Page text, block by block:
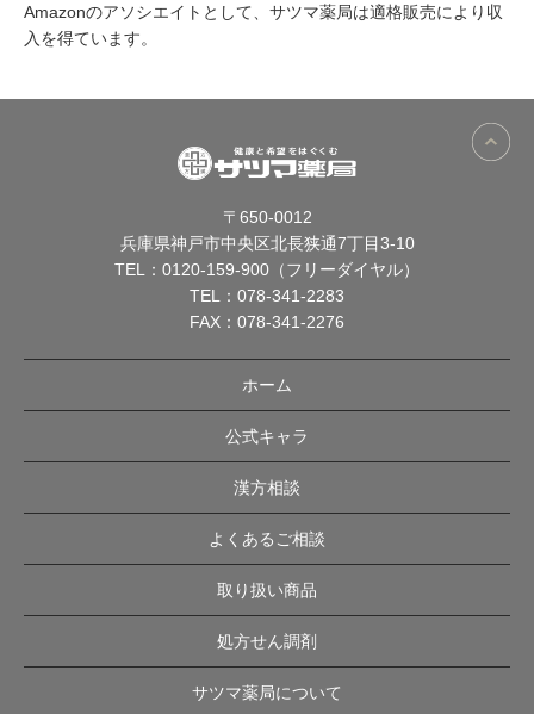
Amazonのアソシエイトとして、サツマ薬局は適格販売により収
入を得ています。
〒650-0012
兵庫県神戸市中央区北長狭通7丁目3-10
TEL： 0120-159-900（フリーダイヤル）
TEL： 078-341-2283
FAX：078-341-2276
ホーム
公式キャラ
漢方相談
よくあるご相談
取り扱い商品
処方せん調剤
サツマ薬局について